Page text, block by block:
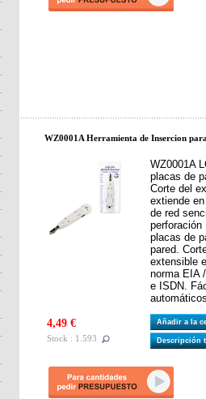
WZ0001A Herramienta de Insercion
WZ0001A
placas de
Corte del
extiende
de red
perforación
placas de
pared.
extensible
norma EIA
e ISDN.
4,49 €
Stock : 1.593
Añadir a la
Descripción